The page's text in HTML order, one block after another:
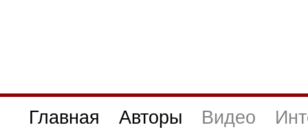
Главная Авторы Видео